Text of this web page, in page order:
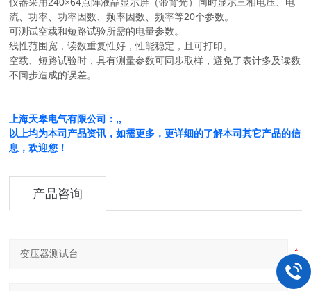
流、功率、功率因数、频率因数、频率等20个参数。
可测试空载和短路试验所需的电量参数。
线性范围宽，读数重复性好，性能稳定，且可打印。
空载、短路试验时，具有测量参数可同步取样，避免了表计多及读数
不同步造成的误差。
上海天皋电气有限公司：,,
以上均为本司产品资讯，如需更多，更详细的了解本司其它产品的信
息，欢迎您！
产品咨询